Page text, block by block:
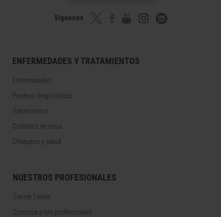
Síguenos
ENFERMEDADES Y TRATAMIENTOS
Enfermedades
Pruebas diagnósticas
Tratamientos
Cuidados en casa
Chequeos y salud
NUESTROS PROFESIONALES
Cancer Center
Conozca a los profesionales